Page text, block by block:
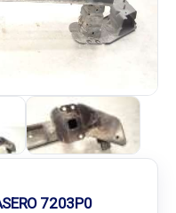
7203P0